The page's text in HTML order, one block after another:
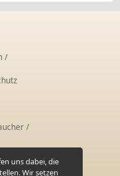
uns dabei, die
Wir setzen
/
/